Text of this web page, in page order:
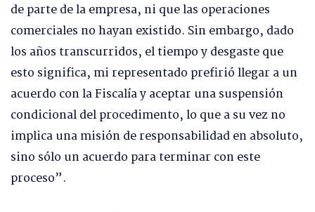
de parte de la empresa, ni que las operaciones
comerciales no hayan existido. Sin embargo, dado
los años transcurridos, el tiempo y desgaste que
esto significa, mi representado prefirió llegar a un
acuerdo con la Fiscalía y aceptar una suspensión
condicional del procedimento, lo que a su vez no
implica una misión de responsabilidad en absoluto,
sino sólo un acuerdo para terminar con este
proceso”.